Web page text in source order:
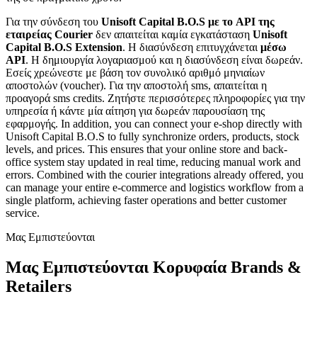
Για την σύνδεση του Unisoft Capital B.O.S με το API της
εταιρείας Courier δεν απαιτείται καμία εγκατάσταση Unisoft
Capital B.O.S Extension. H διασύνδεση επιτυγχάνεται μέσω
API. Η δημιουργία λογαριασμού και η διασύνδεση είναι δωρεάν.
Εσείς χρεώνεστε με βάση τον συνολικό αριθμό μηνιαίων
αποστολών (voucher). Για την αποστολή sms, απαιτείται η
προαγορά sms credits. Ζητήστε περισσότερες πληροφορίες για την
υπηρεσία ή κάντε μία αίτηση για δωρεάν παρουσίαση της
εφαρμογής. In addition, you can connect your e-shop directly with
Unisoft Capital B.O.S to fully synchronize orders, products, stock
levels, and prices. This ensures that your online store and back-
office system stay updated in real time, reducing manual work and
errors. Combined with the courier integrations already offered, you
can manage your entire e-commerce and logistics workflow from a
single platform, achieving faster operations and better customer
service.
Μας Εμπιστεύονται
Μας Εμπιστεύονται Κορυφαία Brands &
Retailers